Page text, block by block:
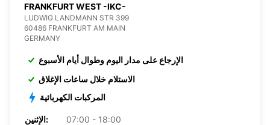
FRANKFURT WEST -IKC-
LUDWIG LANDMANN STR 399
60486 FRANKFURT AM MAIN
GERMANY
الإرجاع على مدار اليوم وطوال أيام الأسبوع
الاستلام خلال ساعات الإغلاق
المركبات الكهربائية
الإثنين:
07:00 - 18:00